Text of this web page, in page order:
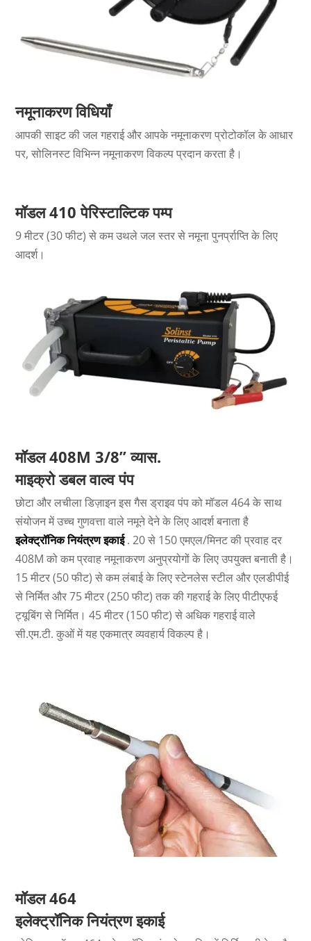
नमूनाकरण विधियाँ
आपकी साइट की जल गहराई और आपके नमूनाकरण प्रोटोकॉल के आधार
पर, सोलिनस्ट विभिन्न नमूनाकरण विकल्प प्रदान करता है।
मॉडल 410 पेरिस्टाल्टिक पम्प
9 मीटर (30 फीट) से कम उथले जल स्तर से नमूना पुनर्प्राप्ति के लिए
आदर्श।
मॉडल 408M 3/8” व्यास.
माइक्रो डबल वाल्व पंप
छोटा और लचीला डिज़ाइन इस गैस ड्राइव पंप को मॉडल 464 के साथ
संयोजन में उच्च गुणवत्ता वाले नमूने देने के लिए आदर्श बनाता है
इलेक्ट्रॉनिक नियंत्रण इकाई. 20 से 150 एमएल/मिनट की प्रवाह दर
408M को कम प्रवाह नमूनाकरण अनुप्रयोगों के लिए उपयुक्त बनाती है।
15 मीटर (50 फीट) से कम लंबाई के लिए स्टेनलेस स्टील और एलडीपीई
से निर्मित और 75 मीटर (250 फीट) तक की गहराई के लिए पीटीएफई
ट्यूबिंग से निर्मित। 45 मीटर (150 फीट) से अधिक गहराई वाले
सी.एम.टी. कुओं में यह एकमात्र व्यवहार्य विकल्प है।
मॉडल 464
इलेक्ट्रॉनिक नियंत्रण इकाई